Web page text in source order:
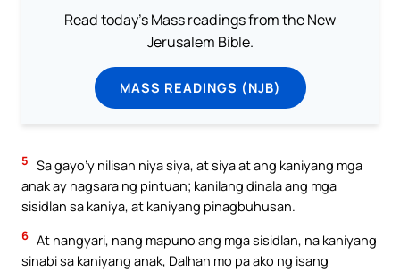
Read today's Mass readings from the New
Jerusalem Bible.
MASS READINGS (NJB)
5 Sa gayo’y nilisan niya siya, at siya at ang kaniyang mga
anak ay nagsara ng pintuan; kanilang dinala ang mga
sisidlan sa kaniya, at kaniyang pinagbuhusan.
6 At nangyari, nang mapuno ang mga sisidlan, na kaniyang
sinabi sa kaniyang anak, Dalhan mo pa ako ng isang